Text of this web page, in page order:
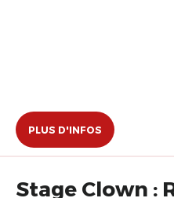
PLUS D'INFOS
Stage Clown :